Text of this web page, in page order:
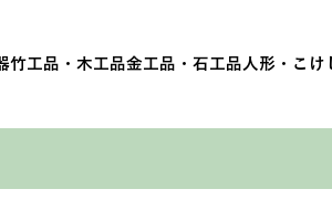
竹工品・木工品金工品・石工品 人形・こけ